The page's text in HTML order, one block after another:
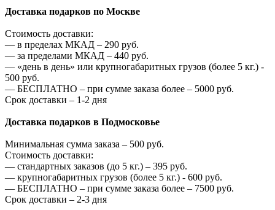
Доставка подарков по Москве
Стоимость доставки:
— в пределах МКАД – 290 руб.
— за пределами МКАД – 440 руб.
— «день в день» или крупногабаритных грузов (более 5 кг.) -
500 руб.
— БЕСПЛАТНО – при сумме заказа более – 5000 руб.
Срок доставки – 1-2 дня
Доставка подарков в Подмосковье
Минимальная сумма заказа – 500 руб.
Стоимость доставки:
— стандартных заказов (до 5 кг.) – 395 руб.
— крупногабаритных грузов (более 5 кг.) - 600 руб.
— БЕСПЛАТНО – при сумме заказа более – 7500 руб.
Срок доставки – 2-3 дня